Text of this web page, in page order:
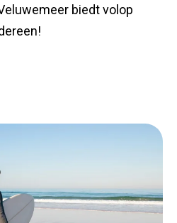
biedt volop